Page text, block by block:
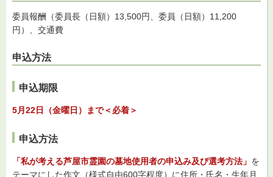
委員報酬（委員長（日額）13,500円、委員（日額）11,200
円）、交通費
申込方法
申込期限
5月22日（金曜日）まで＜必着＞
申込方法
「私が考える芦屋市霊園の墓地使用者の申込み及び選考方法」 を
テーマにした作文（様式自由600字程度）に住所・氏名・生年月